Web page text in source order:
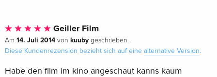
Geiller Film
Am 14. Juli 2014 von kuuby geschrieben.
Diese Kundenrezension bezieht sich auf eine alternative Version.
Habe den film im kino angeschaut kanns kaum